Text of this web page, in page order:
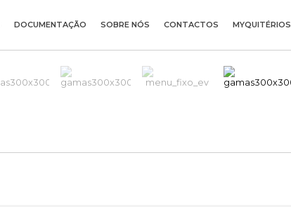
DOCUMENTAÇÃO SOBRE NÓS CONTACTOS MYQUITÉRIOS